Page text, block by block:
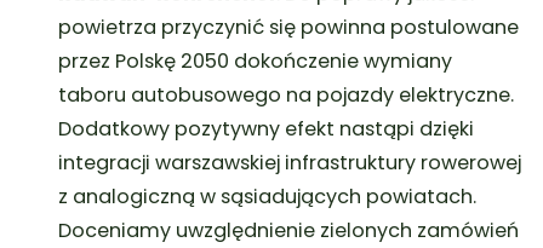
powietrza przyczynić się powinna postulowane
przez Polskę 2050 dokończenie wymiany
taboru autobusowego na pojazdy elektryczne.
Dodatkowy pozytywny efekt nastąpi dzięki
integracji warszawskiej infrastruktury rowerowej
z analogiczną w sąsiadujących powiatach.
Doceniamy uwzględnienie zielonych zamówień